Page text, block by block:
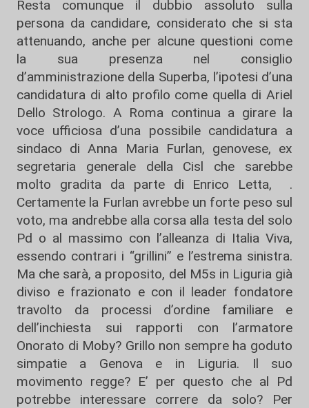
Resta comunque il dubbio assoluto sulla
persona da candidare, considerato che si sta
attenuando, anche per alcune questioni come
la sua presenza nel consiglio
d’amministrazione della Superba, l’ipotesi d’una
candidatura di alto profilo come quella di Ariel
Dello Strologo. A Roma continua a girare la
voce ufficiosa d’una possibile candidatura a
sindaco di Anna Maria Furlan, genovese, ex
segretaria generale della Cisl che sarebbe
molto gradita da parte di Enrico Letta, .
Certamente la Furlan avrebbe un forte peso sul
voto, ma andrebbe alla corsa alla testa del solo
Pd o al massimo con l’alleanza di Italia Viva,
essendo contrari i “grillini” e l’estrema sinistra.
Ma che sarà, a proposito, del M5s in Liguria già
diviso e frazionato e con il leader fondatore
travolto da processi d’ordine familiare e
dell’inchiesta sui rapporti con l’armatore
Onorato di Moby? Grillo non sempre ha goduto
simpatie a Genova e in Liguria. Il suo
movimento regge? E’ per questo che al Pd
potrebbe interessare correre da solo? Per